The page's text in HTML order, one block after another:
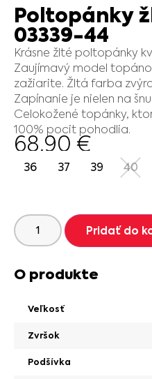
Poltopánky
03339-44
Krásne žlté poltopánky
Zaujímavý model
zažiarite. Žltá farba
Zapínanie je nielen na
Celokožené topánky,
100% pocit pohodlia.
68.90 €
36 37 39 40
Pridať do
O produkte
Veľkosť
Zvršok
Podšívka